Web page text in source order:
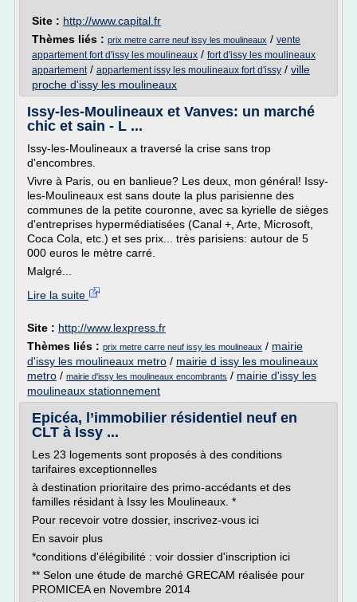
Site : http://www.capital.fr
Thèmes liés : prix metre carre neuf issy les moulineaux / vente
appartement fort d'issy les moulineaux / fort d'issy les moulineaux
appartement/ appartement issy les moulineaux fort d'issy / ville
proche d'issy les moulineaux
Issy-les-Moulineaux et Vanves: un marché
chic et sain - L ...
Issy-les-Moulineaux a traversé la crise sans trop
d'encombres.
Vivre à Paris, ou en banlieue? Les deux, mon général! Issy-
les-Moulineaux est sans doute la plus parisienne des
communes de la petite couronne, avec sa kyrielle de sièges
d'entreprises hypermédiatisées (Canal +, Arte, Microsoft,
Coca Cola, etc.) et ses prix... très parisiens: autour de 5
000 euros le mètre carré.
Malgré...
Lire la suite
Site : http://www.lexpress.fr
Thèmes liés : prix metre carre neuf issy les moulineaux / mairie
d'issy les moulineaux metro / mairie d issy les moulineaux
metro / mairie d'issy les moulineaux encombrants / mairie d'issy les
moulineaux stationnement
Epicéa, l’immobilier résidentiel neuf en
CLT à Issy ...
Les 23 logements sont proposés à des conditions
tarifaires exceptionnelles
à destination prioritaire des primo-accédants et des
familles résidant à Issy les Moulineaux. *
Pour recevoir votre dossier, inscrivez-vous ici
En savoir plus
*conditions d'élégibilité : voir dossier d'inscription ici
** Selon une étude de marché GRECAM réalisée pour
PROMICEA en Novembre 2014